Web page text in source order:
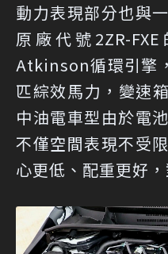
動力表現部分也與
原廠代號2ZR-
Atkinson循環引擎
匹綜效馬力，變速
中油電車型由於電
不僅空間表現不受
心更低、配重更好